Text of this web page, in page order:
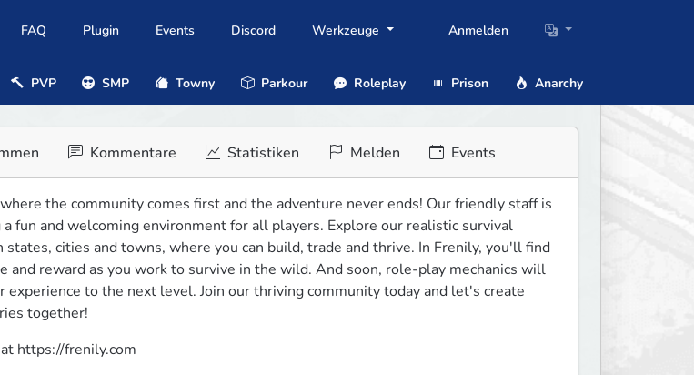
FAQ Plugin Events Discord Werkzeuge Anmelden
PVP SMP Towny Parkour Roleplay Prison Anarchy
Kommentare Statistiken Melden Events
the community comes first and the adventure never ends! Our friendly staff is
fun and welcoming environment for all players. Explore our realistic survival
cities and towns, where you can build, trade and thrive. In Frenily, you'll find
and reward as you work to survive in the wild. And soon, role-play mechanics will
experience to the next level. Join our thriving community today and let's create
together!
https://frenily.com